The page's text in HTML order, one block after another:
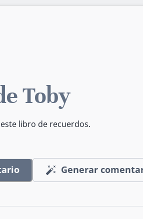
Toby
libro de recuerdos.
Generar